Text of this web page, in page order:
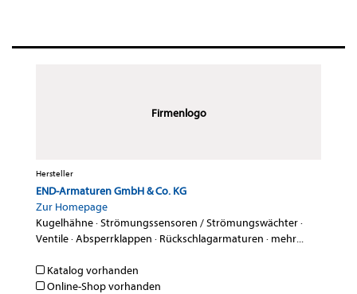
Firmenlogo
Hersteller
END-Armaturen GmbH & Co. KG
Zur Homepage
Kugelhähne·Strömungssensoren / Strömungswächter·
Ventile·Absperrklappen · Rückschlagarmaturen · mehr...
Katalog vorhanden
Online-Shop vorhanden